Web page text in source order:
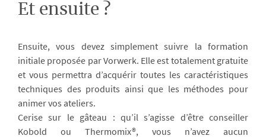
Et ensuite ?
Ensuite, vous devez simplement suivre la formation
initiale proposée par Vorwerk. Elle est totalement gratuite
et vous permettra d’acquérir toutes les caractéristiques
techniques des produits ainsi que les méthodes pour
animer vos ateliers.
Cerise sur le gâteau : qu’il s’agisse d’être conseiller
Kobold ou Thermomix®, vous n’avez aucun